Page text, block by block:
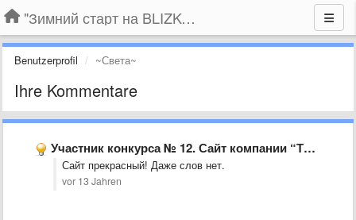
"Зимний старт на BLIZKO.ru". Конкурс компаний
Benutzerprofil ~Света~
Ihre Kommentare
Участник конкурса № 12. Сайт компании “ТМ Народный доктор”
Сайт прекрасный! Даже слов нет.
vor 13 Jahren